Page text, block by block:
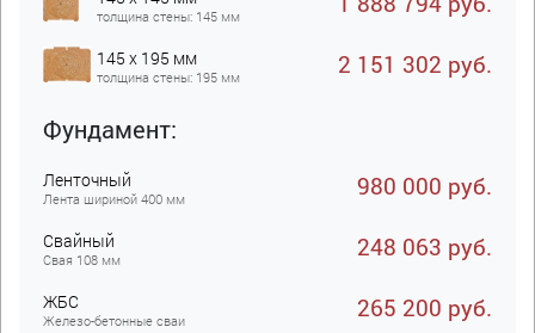
толщина стены: 145 мм
145 x 195 мм
толщина стены: 195 мм 2 151 302 руб.
Фундамент:
Ленточный
Лента шириной 400 мм 980 000 руб.
Свайный
Свая 108 мм 248 063 руб.
ЖБC
Железо-бетонные сваи 265 200 руб.